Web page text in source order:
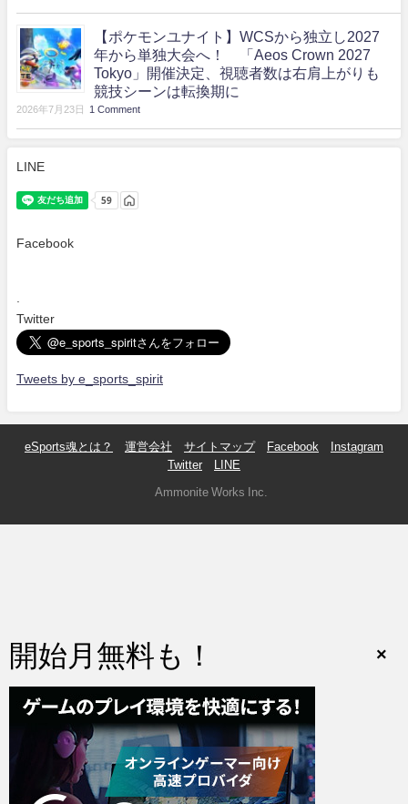
【ポケモンユナイト】WCSから独立し2027
年から単独大会へ！ 「Aeos Crown 2027
Tokyo」開催決定、視聴者数は右肩上がりも
競技シーンは転換期に
2026年7月23日 1 Comment
LINE
Facebook
Twitter
Tweets by e_sports_spirit
eSports魂とは？ 運営会社 サイトマップ Facebook
Instagram
Twitter
LINE
© Ammonite Works Inc.